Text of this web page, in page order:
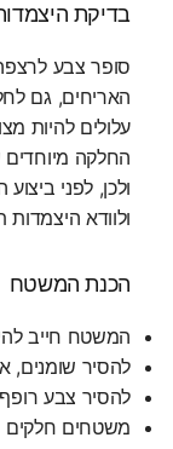
בדיקת
סופר צבע
האריחים, גם
עלולים להיות
החלקה מיוחדים
ולכן, לפני
ולוודא
הכנת המשטח
המשטח חייב
להסיר שומנים,
להסיר צבע
משטחים חלקים